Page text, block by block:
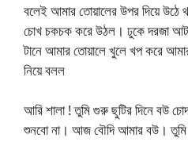
বলেই আমার তোয়ালের উপর দিয়ে উঠে
চোখ চকচক করে উঠল। ঢুকে দরজা
টানে আমার তোয়ালে খুলে খপ করে
নিয়ে বলল
আরি শালা ! তুমি গুরু ছুটির দিনে বউ
শুনবো না। আজ বৌদি আমার বউ। তুমি